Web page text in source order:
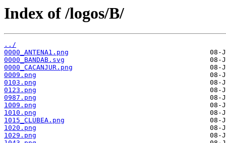
Index of /logos/B/
../
0000_ANTENA1.png
0000_BANDAB.svg
0000_CACANJUR.png
0009.png
0103.png
0123.png
0987.png
1009.png
1010.png
1015_CLUBEA.png
1020.png
1029.png